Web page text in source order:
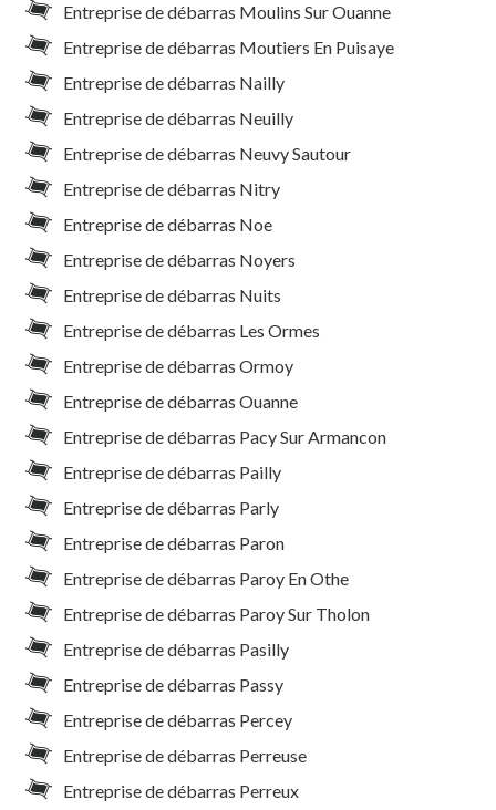
Entreprise de débarras Moulins Sur Ouanne
Entreprise de débarras Moutiers En Puisaye
Entreprise de débarras Nailly
Entreprise de débarras Neuilly
Entreprise de débarras Neuvy Sautour
Entreprise de débarras Nitry
Entreprise de débarras Noe
Entreprise de débarras Noyers
Entreprise de débarras Nuits
Entreprise de débarras Les Ormes
Entreprise de débarras Ormoy
Entreprise de débarras Ouanne
Entreprise de débarras Pacy Sur Armancon
Entreprise de débarras Pailly
Entreprise de débarras Parly
Entreprise de débarras Paron
Entreprise de débarras Paroy En Othe
Entreprise de débarras Paroy Sur Tholon
Entreprise de débarras Pasilly
Entreprise de débarras Passy
Entreprise de débarras Percey
Entreprise de débarras Perreuse
Entreprise de débarras Perreux